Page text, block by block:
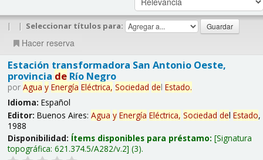
| | Seleccionar títulos para:
Hacer reserva
Estación transformadora San Antonio Oeste,
provincia deRío Negro
por Agua y Energía Eléctrica, Sociedad del Estado.
Idioma: Español
Editor: Buenos Aires: Agua y Energía Eléctrica, Sociedad del Estado,
1988
Disponibilidad: Ítems disponibles para préstamo: Signatura
topográfica: 621.374.5/A282/v.2 (3).